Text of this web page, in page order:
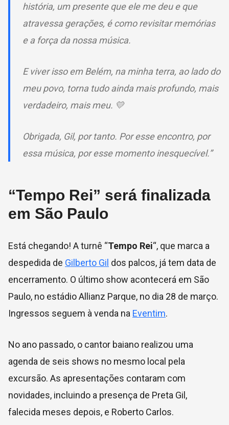
história, um presente que ele me deu e que
atravessa gerações, é como revisitar memórias
e a força da nossa música.
E viver isso em Belém, na minha terra, ao lado do
meu povo, torna tudo ainda mais profundo, mais
verdadeiro, mais meu. 💛
Obrigada, Gil, por tanto. Por esse encontro, por
essa música, por esse momento inesquecível.”
“Tempo Rei” será finalizada
em São Paulo
Está chegando! A turnê “Tempo Rei“, que marca a
despedida de Gilberto Gil dos palcos, já tem data de
encerramento. O último show acontecerá em São
Paulo, no estádio Allianz Parque, no dia 28 de março.
Ingressos seguem à venda na Eventim.
No ano passado, o cantor baiano realizou uma
agenda de seis shows no mesmo local pela
excursão. As apresentações contaram com
novidades, incluindo a presença de Preta Gil,
falecida meses depois, e Roberto Carlos.